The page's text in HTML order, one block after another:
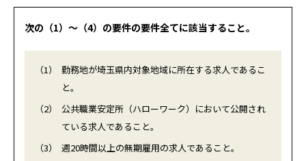
次の（1）～（4）の要件の要件全てに該当すること。
（1）
勤務地が埼玉県内対象地域に所在する求人であるこ
と。
（2）
公共職業安定所（ハローワーク）において公開され
ている求人であること。
（3）
週20時間以上の無期雇用の求人であること。